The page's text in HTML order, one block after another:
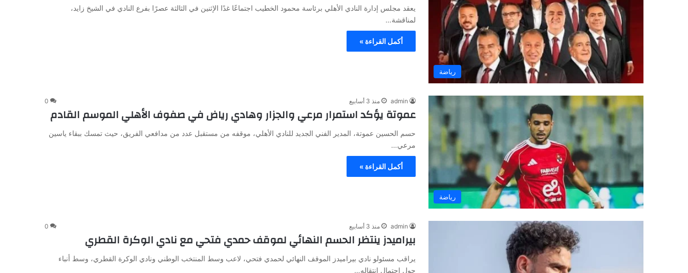
رياضة
يعقد مجلس إدارة النادي الأهلي برئاسة محمود الخطيب اجتماعًا غدًا الإثنين في الثالثة عصرًا بفرع النادي في الشيخ زايد،
لمناقشة…
أكمل القراءة »
رياضة
admin منذ 3 أسابيع 0
عموتة يؤكد استمرار مرعي والجزار وهادي رياض في صفوف الأهلي الموسم القادم
حسم الحسين عموتة، المدير الفني الجديد للنادي الأهلي، موقفه من مستقبل عدد من مدافعي الفريق، حيث تمسك ببقاء ياسين
مرعي…
أكمل القراءة »
admin منذ 3 أسابيع 0
بيراميدز ينتظر الحسم النهائي لموقف حمدي فتحي مع نادي الوكرة القطري
يراقب مسئولو نادي بيراميدز الموقف النهائي لحمدي فتحي، لاعب وسط المنتخب الوطني ونادي الوكرة القطري، وسط أنباء
حول احتمال انتقاله…